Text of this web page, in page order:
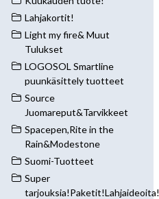
Lahjakortit!
Light my fire& Muut
Tulukset
LOGOSOL Smartline
puunkäsittely tuotteet
Source
Juomareput&Tarvikkeet
Spacepen,Rite in the
Rain&Modestone
Suomi-Tuotteet
Super
tarjouksia!Paketit!Lahjaideoita!